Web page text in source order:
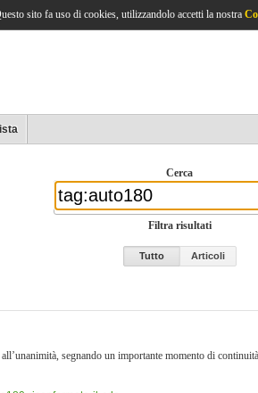
Cerca
Filtra risultati
Tutto Articoli
segnando un importante momento di
sito fa uso di cookies, utilizzandolo accetti la nostra